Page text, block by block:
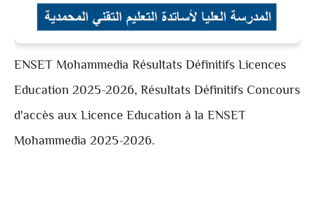
ENSET Mohammedia Résultats DéfinitifsLicences
Education 2025-2026, Résultats DéfinitifsConcours
d'accès aux Licence Education à la ENSET
Mohammedia 2025-2026.